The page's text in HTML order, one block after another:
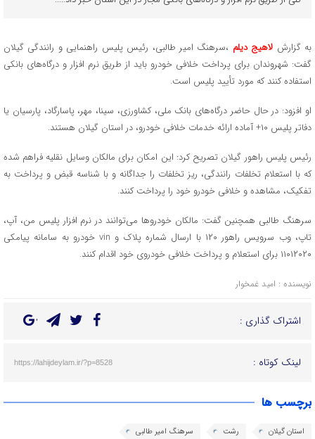
به گزارش لاهیج دیلم ،سرهنگ امیر طالبی، رئیس پلیس راهنمایی و رانندگی گیلان
گفت: شهروندان برای پرداخت خلافی خودرو باید از طریق نرم افزار و درگاه‌های بانکی
استفاده کنند که مورد تأیید پلیس است.
او افزود: در حال حاضر درگاه‌های بانک ملی، کشاورزی، سینا، مهر، پاسارگاد، پارسیان یا
دفاتر پلیس ۱٠+ آماده ارائه خدمات خلافی خودرو، در استان گیلان هستند.
رئیس پلیس راهور گیلان تصریح کرد: این امکان برای مالکان وسایل نقلیه فراهم شده
که با استعلام تخلفات رانندگی، ریز تخلفات را جداگانه و با شناسه قبض و پرداخت به
تفکیک، مشاهده و خلافی خودرو خود را پرداخت کنند.
سرهنگ طالبی همچنین گفت: مالکان خودرو‌ها می‌توانند در نرم افزار پلیس من، آپ،
تاپ، وب سرویس راهور ۱۲۰ با ارسال شماره پلاک و vin خودرو به سامانه پیامکی
۱۱۰۱۲۰۲۰ برای استعلام و پرداخت خلافی خودروی خود اقدام کنند.
نویسنده : امید غمخوار
اشتراک گذاری :
لینک کوتاه : https://lahijdeylam.ir/?p=8528
برچسب ها
استان گیلان رشت سرهنگ امیر طالبی